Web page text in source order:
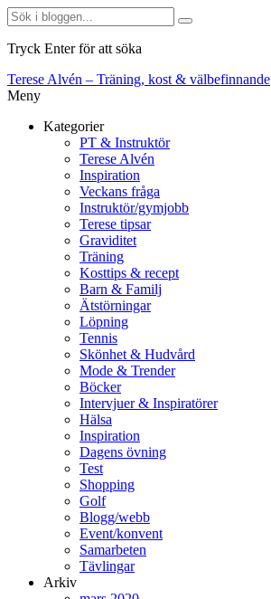
Tryck Enter för att söka
Terese Alvén – Träning, kost & välbefinnande
Meny
Kategorier
PT & Instruktör
Terese Alvén
Inspiration
Veckans fråga
Instruktör/gymjobb
Terese tipsar
Graviditet
Träning
Kosttips & recept
Barn & Familj
Ätstörningar
Löpning
Tennis
Skönhet & Hudvård
Mode & Trender
Böcker
Intervjuer & Inspiratörer
Hälsa
Inspiration
Dagens övning
Test
Shopping
Golf
Blogg/webb
Event/konvent
Samarbeten
Tävlingar
Arkiv